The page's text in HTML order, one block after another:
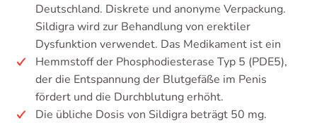
Deutschland. Diskrete und anonyme Verpackung.
Sildigra wird zur Behandlung von erektiler
Dysfunktion verwendet. Das Medikament ist ein
Hemmstoff der Phosphodiesterase Typ 5 (PDE5),
der die Entspannung der Blutgefäße im Penis
fördert und die Durchblutung erhöht.
Die übliche Dosis von Sildigra beträgt 50 mg.